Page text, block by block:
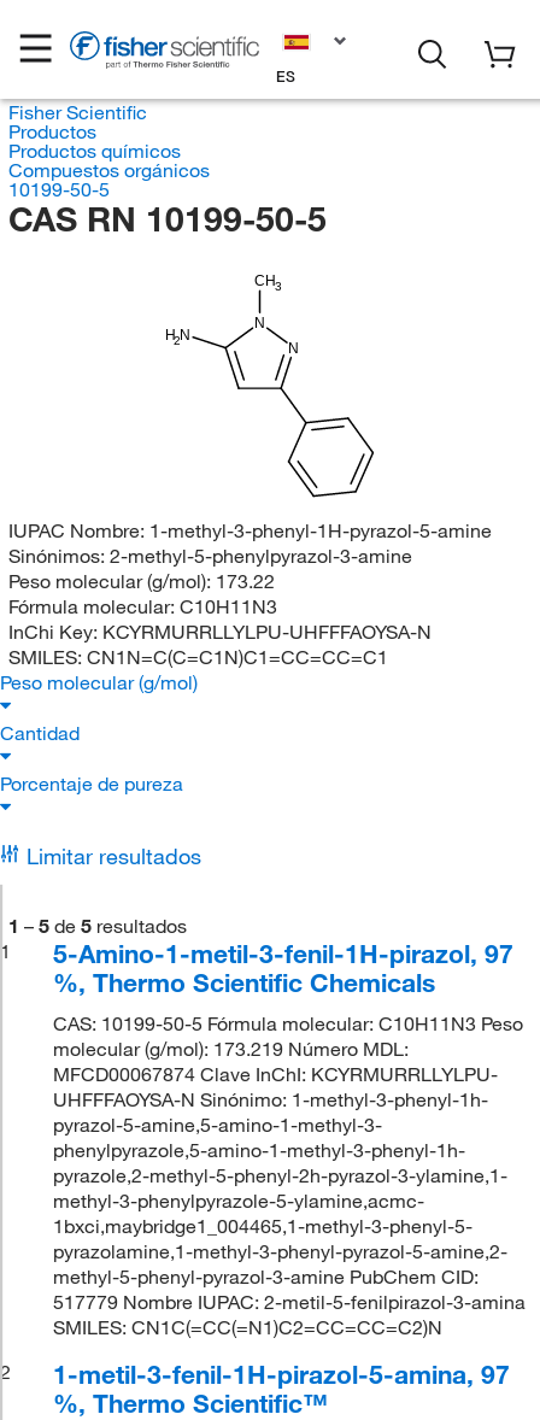
ES
Fisher Scientific
Productos
Productos químicos
Compuestos orgánicos
10199-50-5
CAS RN 10199-50-5
CH3
N
N
H2N
IUPAC Nombre: 1-methyl-3-phenyl-1H-pyrazol-5-amine
Sinónimos: 2-methyl-5-phenylpyrazol-3-amine
Peso molecular (g/mol): 173.22
Fórmula molecular: C10H11N3
InChi Key: KCYRMURRLLYLPU-UHFFFAOYSA-N
SMILES: CN1N=C(C=C1N)C1=CC=CC=C1
Peso molecular (g/mol)
Cantidad
Porcentaje de pureza
Limitar resultados
1 – 5 de 5 resultados
1
5-Amino-1-metil-3-fenil-1H-pirazol, 97
%, Thermo Scientific Chemicals
CAS: 10199-50-5 Fórmula molecular: C10H11N3 Peso
molecular (g/mol): 173.219 Número MDL:
MFCD00067874 Clave InChI: KCYRMURRLLYLPU-
UHFFFAOYSA-N Sinónimo: 1-methyl-3-phenyl-1h-
pyrazol-5-amine,5-amino-1-methyl-3-
phenylpyrazole,5-amino-1-methyl-3-phenyl-1h-
pyrazole,2-methyl-5-phenyl-2h-pyrazol-3-ylamine,1-
methyl-3-phenylpyrazole-5-ylamine,acmc-
1bxci,maybridge1_004465,1-methyl-3-phenyl-5-
pyrazolamine,1-methyl-3-phenyl-pyrazol-5-amine,2-
methyl-5-phenyl-pyrazol-3-amine PubChem CID:
517779 Nombre IUPAC: 2-metil-5-fenilpirazol-3-amina
SMILES: CN1C(=CC(=N1)C2=CC=CC=C2)N
2
1-metil-3-fenil-1H-pirazol-5-amina, 97
%, Thermo Scientific™